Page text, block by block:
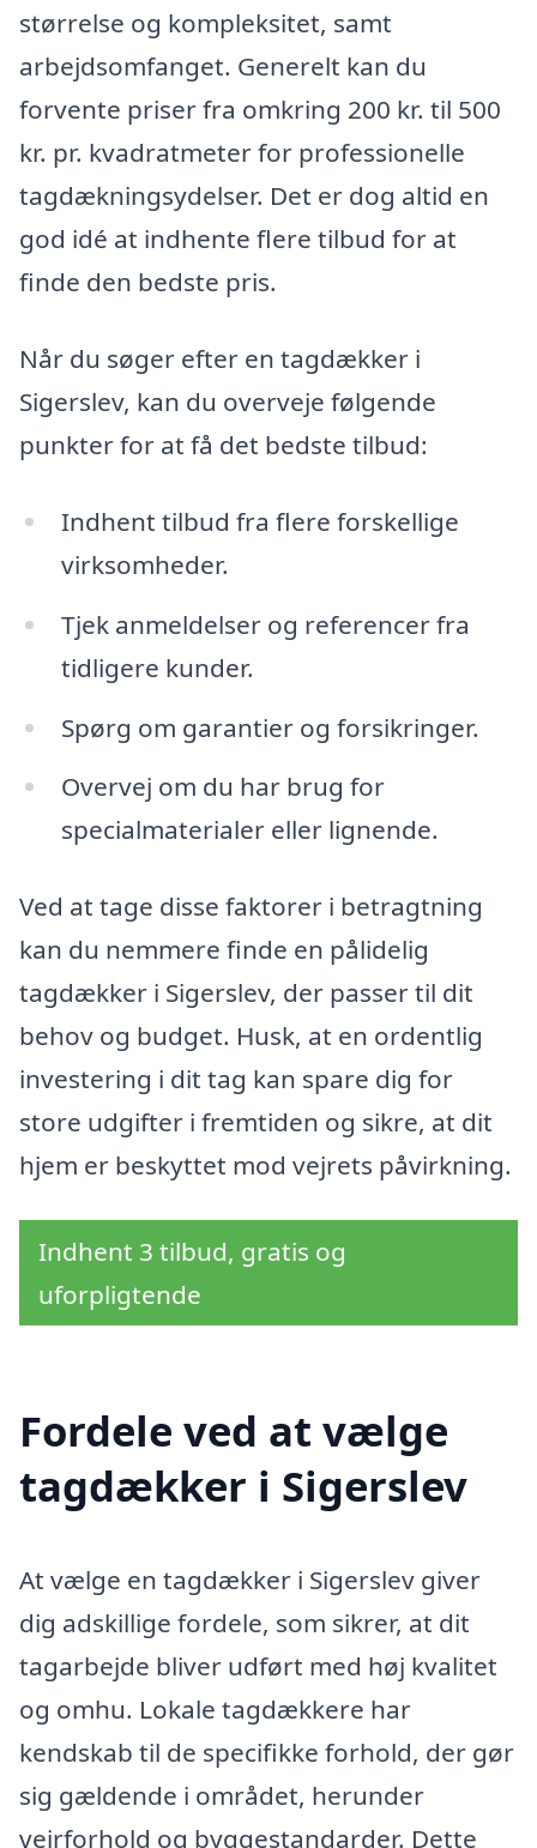
størrelse og kompleksitet, samt
arbejdsomfanget. Generelt kan du
forvente priser fra omkring 200 kr. til 500
kr. pr. kvadratmeter for professionelle
tagdækningsydelser. Det er dog altid en
god idé at indhente flere tilbud for at
finde den bedste pris.
Når du søger efter en tagdækker i
Sigerslev, kan du overveje følgende
punkter for at få det bedste tilbud:
Indhent tilbud fra flere forskellige
virksomheder.
Tjek anmeldelser og referencer fra
tidligere kunder.
Spørg om garantier og forsikringer.
Overvej om du har brug for
specialmaterialer eller lignende.
Ved at tage disse faktorer i betragtning
kan du nemmere finde en pålidelig
tagdækker i Sigerslev, der passer til dit
behov og budget. Husk, at en ordentlig
investering i dit tag kan spare dig for
store udgifter i fremtiden og sikre, at dit
hjem er beskyttet mod vejrets påvirkning.
Indhent 3 tilbud, gratis og
uforpligtende
Fordele ved at vælge
tagdækker i Sigerslev
At vælge en tagdækker i Sigerslev giver
dig adskillige fordele, som sikrer, at dit
tagarbejde bliver udført med høj kvalitet
og omhu. Lokale tagdækkere har
kendskab til de specifikke forhold, der gør
sig gældende i området, herunder
vejrforhold og byggestandarder. Dette